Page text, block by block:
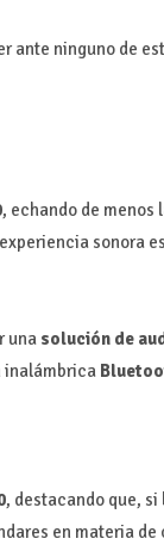
ante ninguno de
, echando de menos
sonora
una solución de
inalámbrica
, destacando que, si
en materia